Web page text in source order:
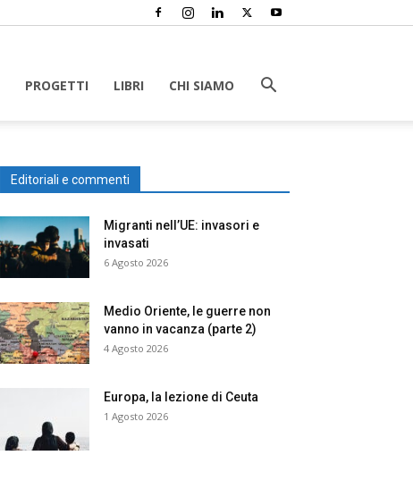
PROGETTI LIBRI CHI SIAMO
Editoriali e commenti
Migranti nell’UE: invasori e
invasati
6 Agosto 2026
Medio Oriente, le guerre non
vanno in vacanza (parte 2)
4 Agosto 2026
Europa, la lezione di Ceuta
1 Agosto 2026